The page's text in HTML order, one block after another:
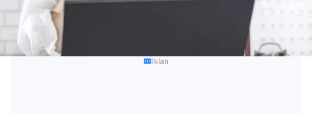
Iklan